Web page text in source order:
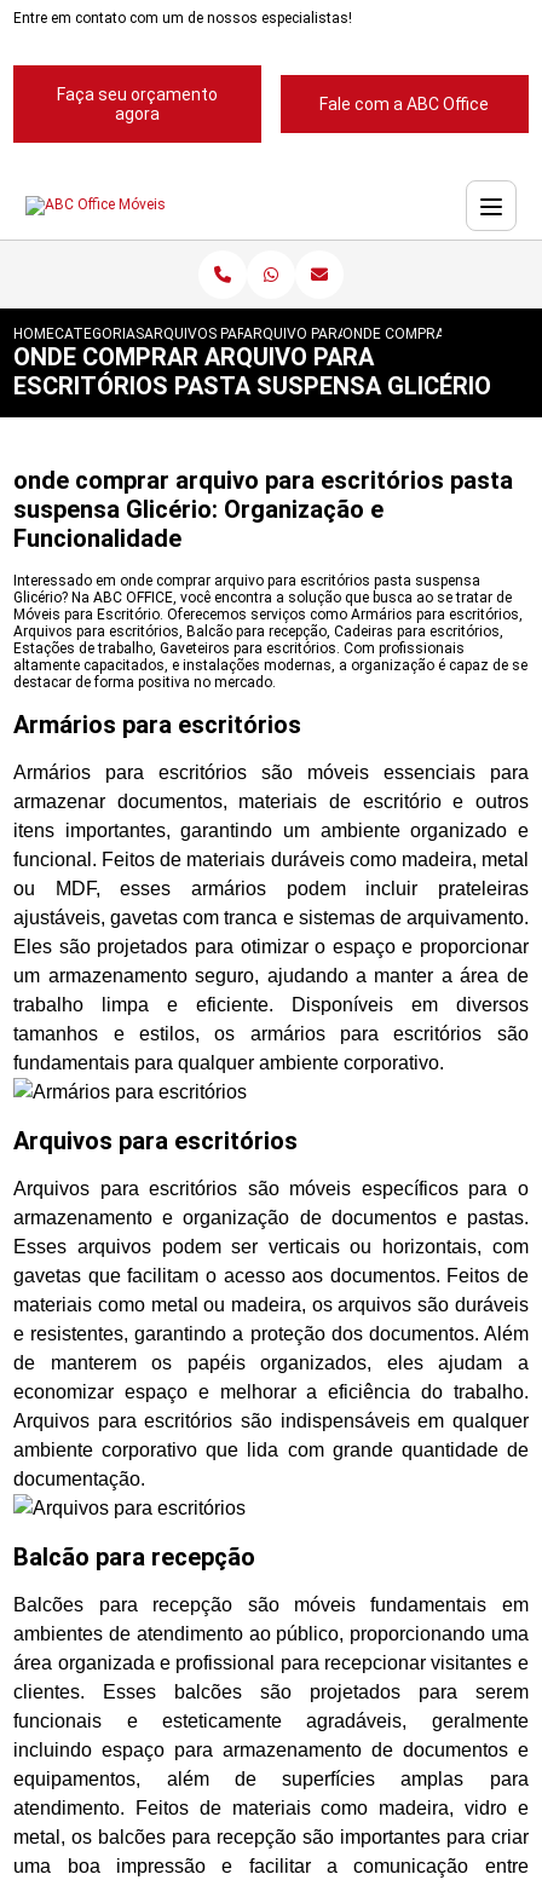
Entre em contato com um de nossos especialistas!
Faça seu orçamento
agora
Fale com a ABC Office
HOMECATEGORIASARQUIVOS PARA ESCRITORIOS
ARQUIVO PARA ESCRITORIO
ONDE COMPRAR ARQUIVO
ONDE COMPRAR ARQUIVO PARA
ESCRITÓRIOS PASTA SUSPENSA GLICÉRIO
onde comprar arquivo para escritórios pasta
suspensa Glicério: Organização e
Funcionalidade
Interessado em onde comprar arquivo para escritórios pasta suspensa
Glicério? Na ABC OFFICE, você encontra a solução que busca ao se tratar de
Móveis para Escritório. Oferecemos serviços como Armários para escritórios,
Arquivos para escritórios, Balcão para recepção, Cadeiras para escritórios,
Estações de trabalho, Gaveteiros para escritórios. Com profissionais
altamente capacitados, e instalações modernas, a organização é capaz de se
destacar de forma positiva no mercado.
Armários para escritórios
Armários para escritórios são móveis essenciais para
armazenar documentos, materiais de escritório e outros
itens importantes, garantindo um ambiente organizado e
funcional. Feitos de materiais duráveis como madeira, metal
ou MDF, esses armários podem incluir prateleiras
ajustáveis, gavetas com tranca e sistemas de arquivamento.
Eles são projetados para otimizar o espaço e proporcionar
um armazenamento seguro, ajudando a manter a área de
trabalho limpa e eficiente. Disponíveis em diversos
tamanhos e estilos, os armários para escritórios são
fundamentais para qualquer ambiente corporativo.
Arquivos para escritórios
Arquivos para escritórios são móveis específicos para o
armazenamento e organização de documentos e pastas.
Esses arquivos podem ser verticais ou horizontais, com
gavetas que facilitam o acesso aos documentos. Feitos de
materiais como metal ou madeira, os arquivos são duráveis
e resistentes, garantindo a proteção dos documentos. Além
de manterem os papéis organizados, eles ajudam a
economizar espaço e melhorar a eficiência do trabalho.
Arquivos para escritórios são indispensáveis em qualquer
ambiente corporativo que lida com grande quantidade de
documentação.
Balcão para recepção
Balcões para recepção são móveis fundamentais em
ambientes de atendimento ao público, proporcionando uma
área organizada e profissional para recepcionar visitantes e
clientes. Esses balcões são projetados para serem
funcionais e esteticamente agradáveis, geralmente
incluindo espaço para armazenamento de documentos e
equipamentos, além de superfícies amplas para
atendimento. Feitos de materiais como madeira, vidro e
metal, os balcões para recepção são importantes para criar
uma boa impressão e facilitar a comunicação entre